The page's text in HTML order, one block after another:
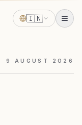
🇮🇳
9 AUGUST 2026